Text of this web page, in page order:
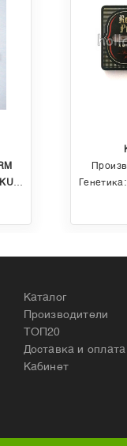
Генетика:
Каталог
Производители
ТОП20
Доставка и оплата
Кабинет